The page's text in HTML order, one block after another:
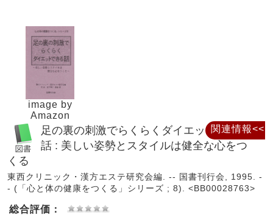
image by
Amazon
足の裏の刺激でらくらくダイエットできる
話 : 美しい姿勢とスタイルは健全な心をつ
くる
東西クリニック・漢方エステ研究会編. -- 国書刊行会, 1995. -
- (「心と体の健康をつくる」シリーズ ; 8). <BB00028763>
総合評価：
関連情報<<